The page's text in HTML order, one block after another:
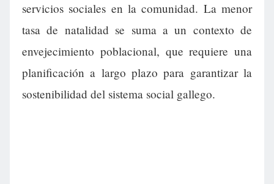
servicios sociales en la comunidad. La menor
tasa de natalidad se suma a un contexto de
envejecimiento poblacional, que requiere una
planificación a largo plazo para garantizar la
sostenibilidad del sistema social gallego.